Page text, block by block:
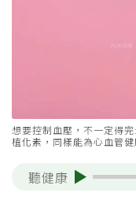
想要控制血壓，不一定得
植化素，同樣能為心血管
聽健康